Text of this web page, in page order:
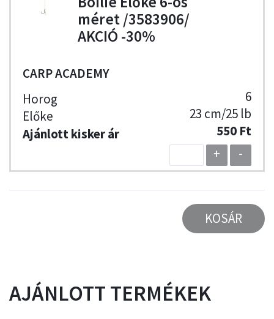
méret /3583906/
AKCIÓ -30%
CARP ACADEMY
6
23 cm/25 lb
550 Ft
+
-
KOSÁR
AJÁNLOTT TERMÉKEK